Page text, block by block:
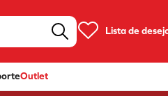
Lista de
Outlet